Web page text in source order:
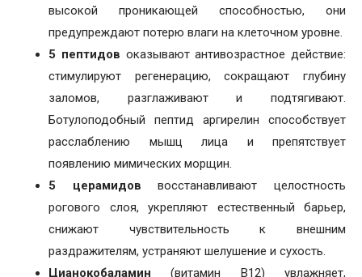
высокой проникающей способностью, они
предупреждают потерю влаги на клеточном уровне.
5 пептидов оказывают антивозрастное действие:
стимулируют регенерацию, сокращают глубину
заломов, разглаживают и подтягивают.
Ботулоподобный пептид аргирелин способствует
расслаблению мышц лица и препятствует
появлению мимических морщин.
5 церамидоввосстанавливают целостность
рогового слоя, укрепляют естественный барьер,
снижают чувствительность к внешним
раздражителям, устраняют шелушение и сухость.
Цианокобаламин (витамин B12) увлажняет,